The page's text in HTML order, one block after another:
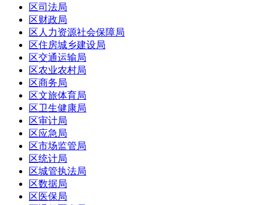
区司法局
区财政局
区人力资源社会保障局
区住房城乡建设局
区交通运输局
区农业农村局
区商务局
区文旅体育局
区卫生健康局
区审计局
区应急局
区市场监管局
区统计局
区城管执法局
区数据局
区医保局